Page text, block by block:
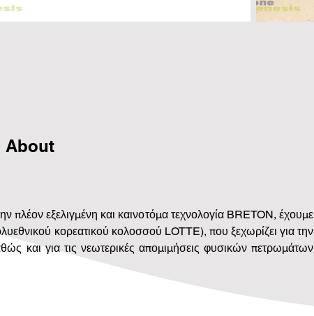
About
εξελιγμένη και καινοτόμα τεχνολογία BRETON, έχουμε
κορεατικού κολοσσού LOTTE), που ξεχωρίζει για την
και για τις νεωτερικές απομιμήσεις φυσικών πετρωμάτων